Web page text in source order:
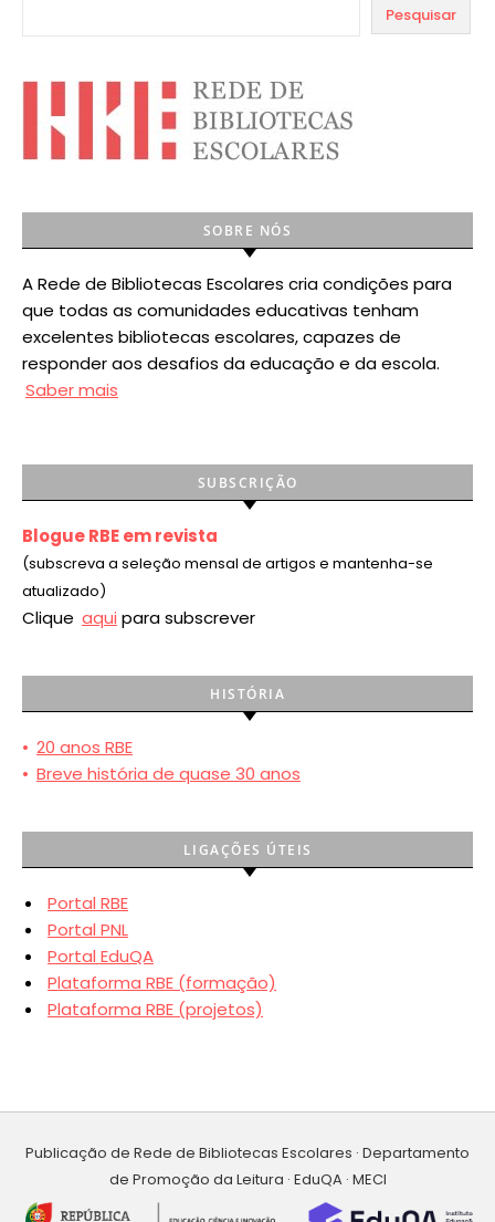
Pesquisar
SOBRE NÓS
A Rede de Bibliotecas Escolares cria condições para
que todas as comunidades educativas tenham
excelentes bibliotecas escolares, capazes de
responder aos desafios da educação e da escola.
Saber mais
SUBSCRIÇÃO
Blogue RBE em revista
(subscreva a seleção mensal de artigos e mantenha-se
atualizado)
Clique aqui para subscrever
HISTÓRIA
• 20 anos RBE
• Breve história de quase 30 anos
LIGAÇÕES ÚTEIS
Portal RBE
Portal PNL
Portal EduQA
Plataforma RBE (formação)
Plataforma RBE (projetos)
Publicação de Rede de Bibliotecas Escolares · Departamento
de Promoção da Leitura · EduQA · MECI